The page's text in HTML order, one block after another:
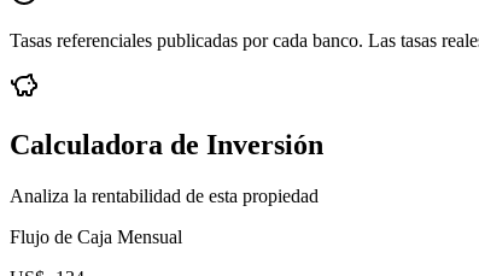
Tasas referenciales publicadas por cada banco. Las tasas
Calculadora de Inversión
Analiza la rentabilidad de esta propiedad
Flujo de Caja Mensual